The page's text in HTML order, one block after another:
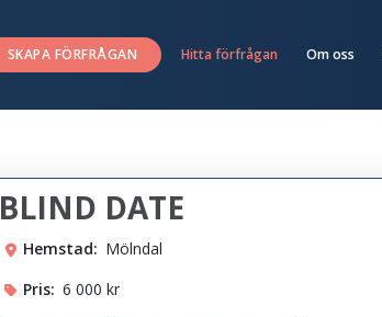
SKAPA FÖRFRÅGAN Hitta förfrågan Om oss
BLIND DATE
Hemstad: Mölndal
Pris: 6 000 kr